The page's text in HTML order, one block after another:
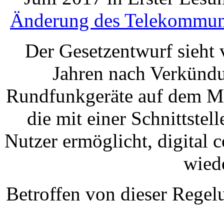
Änderung des
Der Gesetzentwurf
Jahren nach
Rundfunkgeräte auf dem
die mit einer
Nutzer ermöglicht, digital
Betroffen von dieser